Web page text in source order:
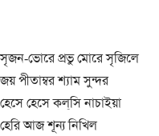
সৃজন-ভোরে প্রভু মোরে সৃজিলে
জয় পীতাম্বর শ্যাম সুন্দর
হেসে হেসে কল্‌সি নাচাইয়া
হেরি আজ শূন্য নিখিল